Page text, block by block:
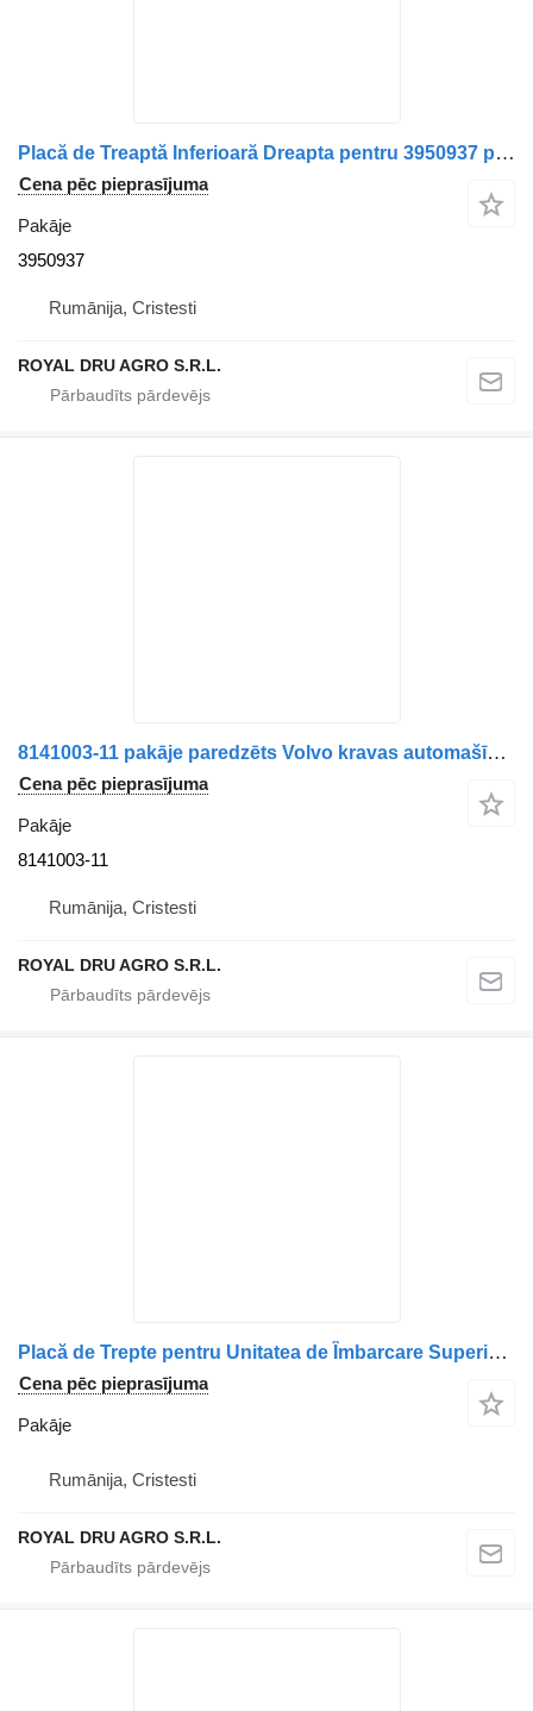
Placă de Treaptă Inferioară Dreapta pentru 3950937 pakāje paredzēts Volvo Cod kravas automašīnas
Cena pēc pieprasījuma
Pakāje
3950937
Rumānija, Cristesti
ROYAL DRU AGRO S.R.L.
8141003-11 pakāje paredzēts Volvo kravas automašīnas
Cena pēc pieprasījuma
Pakāje
8141003-11
Rumānija, Cristesti
ROYAL DRU AGRO S.R.L.
Placă de Trepte pentru Unitatea de Îmbarcare Superioară Dreapta pakāje paredzēts Volvo 20379439 8191315-11 kravas automašīnas
Cena pēc pieprasījuma
Pakāje
Rumānija, Cristesti
ROYAL DRU AGRO S.R.L.